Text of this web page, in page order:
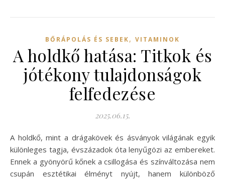
BŐRÁPOLÁS ÉS SEBEK, VITAMINOK
A holdkő hatása: Titkok és
jótékony tulajdonságok
felfedezése
2025.06.15.
A holdkő, mint a drágakövek és ásványok világának egyik
különleges tagja, évszázadok óta lenyűgözi az embereket.
Ennek a gyönyörű kőnek a csillogása és színváltozása nem
csupán esztétikai élményt nyújt, hanem különböző